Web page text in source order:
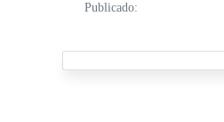
Publicado: